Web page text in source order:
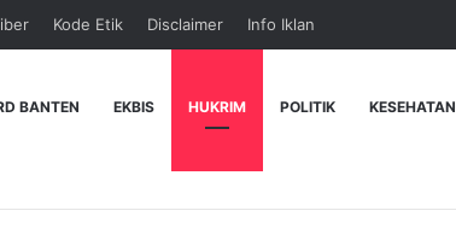
Kode Etik Disclaimer Info Iklan
BANTEN EKBIS HUKRIM POLITIK KESEHATAN